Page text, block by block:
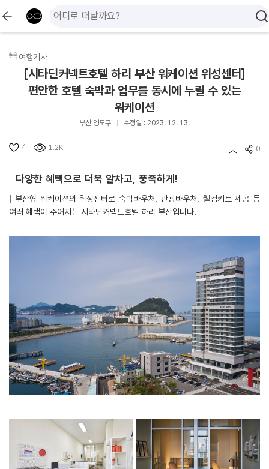
여행기사
[시타딘커넥트호텔 하리 부산 워케이션 위성센터]
편안한 호텔 숙박과 업무를 동시에 누릴 수 있는
워케이션
부산 영도구 수정일 : 2023. 12. 13.
4 1.2K 0
다양한 혜택으로 더욱 알차고, 풍족하게!
부산형 워케이션의 위성센터로 숙박바우처, 관광바우처, 웰컴키트 제공 등
여러 혜택이 주어지는 시타딘커넥트호텔 하리 부산입니다.